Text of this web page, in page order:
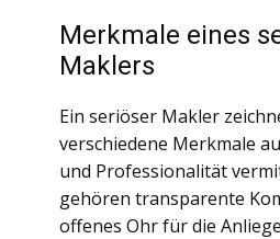
Merkmale eines
Maklers
Ein seriöser Makler
verschiedene Merkmale
und Professionalität
gehören transparente
offenes Ohr für die